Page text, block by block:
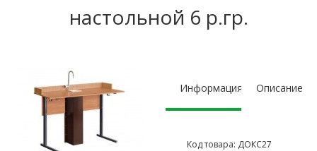
настольной 6 р.гр.
Информация Описание
Код товара: ДОКС27